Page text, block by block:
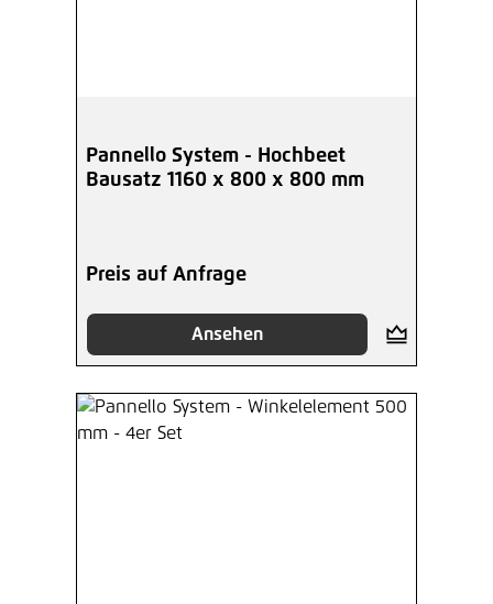
Pannello System - Hochbeet
Bausatz 1160 x 800 x 800 mm
Preis auf Anfrage
Ansehen